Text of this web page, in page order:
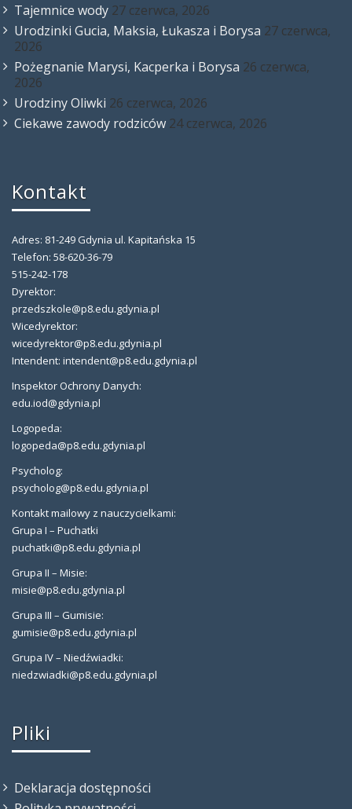
Tajemnice wody 27 czerwca, 2026
Urodzinki Gucia, Maksia, Łukasza i Borysa 27 czerwca,
2026
Pożegnanie Marysi, Kacperka i Borysa 26 czerwca,
2026
Urodziny Oliwki 26 czerwca, 2026
Ciekawe zawody rodziców 24 czerwca, 2026
Kontakt
Adres: 81-249 Gdynia ul. Kapitańska 15
Telefon: 58-620-36-79
515-242-178
Dyrektor:
przedszkole@p8.edu.gdynia.pl
Wicedyrektor:
wicedyrektor@p8.edu.gdynia.pl
Intendent: intendent@p8.edu.gdynia.pl
Inspektor Ochrony Danych:
edu.iod@gdynia.pl
Logopeda:
logopeda@p8.edu.gdynia.pl
Psycholog:
psycholog@p8.edu.gdynia.pl
Kontakt mailowy z nauczycielkami:
Grupa I – Puchatki
puchatki@p8.edu.gdynia.pl
Grupa II – Misie:
misie@p8.edu.gdynia.pl
Grupa III – Gumisie:
gumisie@p8.edu.gdynia.pl
Grupa IV – Niedźwiadki:
niedzwiadki@p8.edu.gdynia.pl
Pliki
Deklaracja dostępności